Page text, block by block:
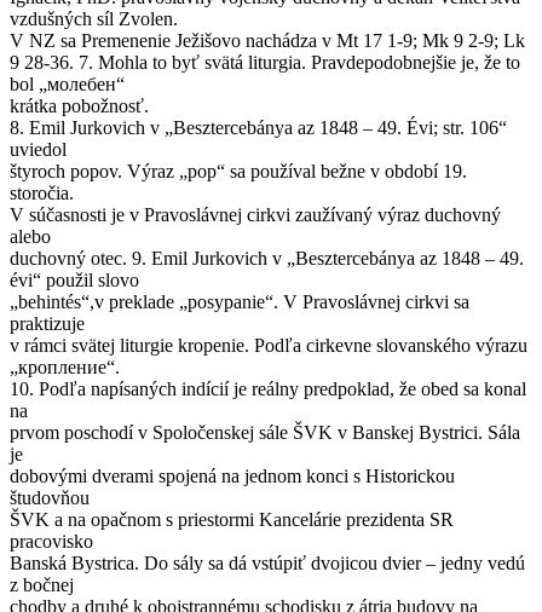
vzdušných síl Zvolen.
V NZ sa Premenenie Ježišovo nachádza v Mt 17 1-9; Mk 9 2-9; Lk
9 28-36. 7. Mohla to byť svätá liturgia. Pravdepodobnejšie je, že to
bol „молебен“
krátka pobožnosť.
8. Emil Jurkovich v „Besztercebánya az 1848 – 49. Évi; str. 106“
uviedol
štyroch popov. Výraz „pop“ sa používal bežne v období 19.
storočia.
V súčasnosti je v Pravoslávnej cirkvi zaužívaný výraz duchovný
alebo
duchovný otec. 9. Emil Jurkovich v „Besztercebánya az 1848 – 49.
évi“ použil slovo
„behintés“,v preklade „posypanie“. V Pravoslávnej cirkvi sa
praktizuje
v rámci svätej liturgie kropenie. Podľa cirkevne slovanského výrazu
„кропление“.
10. Podľa napísaných indícií je reálny predpoklad, že obed sa konal
na
prvom poschodí v Spoločenskej sále ŠVK v Banskej Bystrici. Sála
je
dobovými dverami spojená na jednom konci s Historickou
študovňou
ŠVK a na opačnom s priestormi Kancelárie prezidenta SR
pracovisko
Banská Bystrica. Do sály sa dá vstúpiť dvojicou dvier – jedny vedú
z bočnej
chodby a druhé k obojstrannému schodisku z átria budovy na